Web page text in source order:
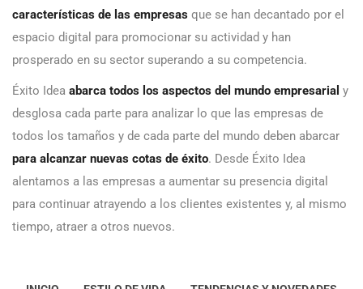
características de las empresas que se han decantado por el
espacio digital para promocionar su actividad y han
prosperado en su sector superando a su competencia.
Éxito Idea abarca todos los aspectos del mundo empresarial y
desglosa cada parte para analizar lo que las empresas de
todos los tamaños y de cada parte del mundo deben abarcar
para alcanzar nuevas cotas de éxito. Desde Éxito Idea
alentamos a las empresas a aumentar su presencia digital
para continuar atrayendo a los clientes existentes y, al mismo
tiempo, atraer a otros nuevos.